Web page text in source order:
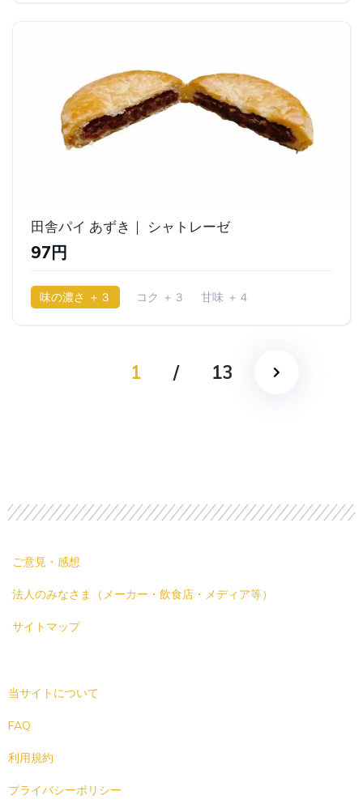
田舎パイ あずき｜ シャトレーゼ
97円
味の濃さ ＋３ コク ＋３
甘味 ＋４
1 / 13
ご意見・感想
法人のみなさま（メーカー・飲食店・メディア等）
サイトマップ
当サイトについて
FAQ
利用規約
プライバシーポリシー